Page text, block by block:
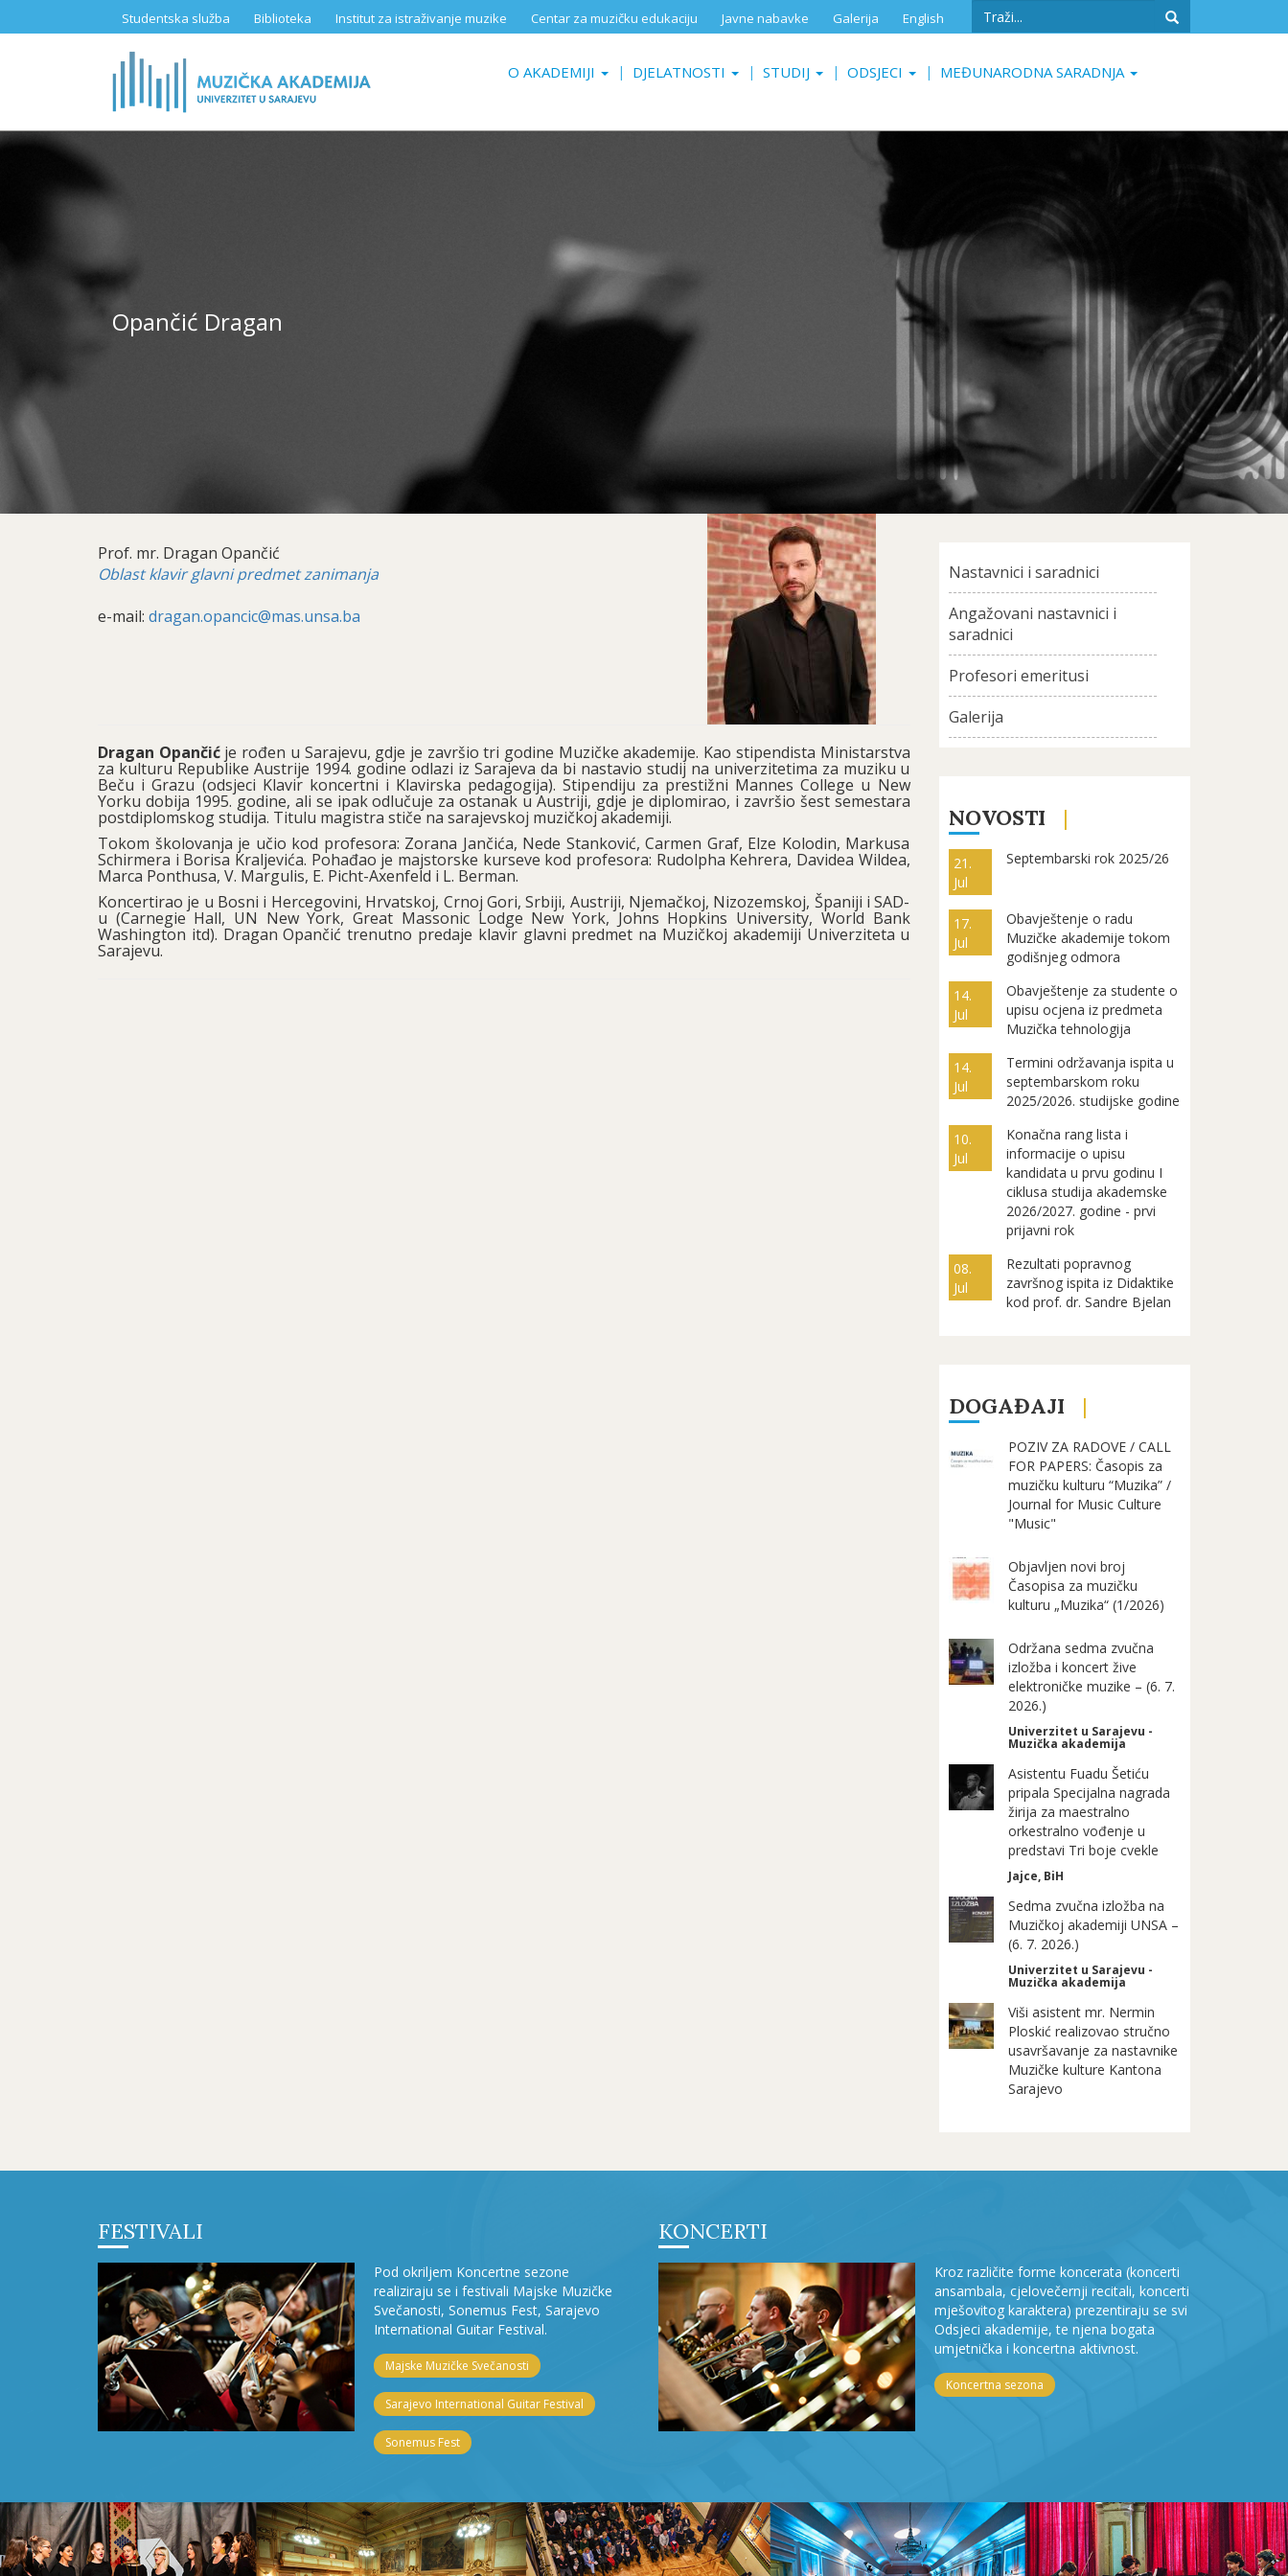
Studentska služba Biblioteka Institut za istraživanje muzike Centar za muzičku edukaciju Javne nabavke Galerija English
Search
O AKADEMIJI DJELATNOSTI STUDIJ ODSJECI MEĐUNARODNA SARADNJA
Opančić Dragan
Prof. mr. Dragan Opančić
Oblast klavir glavni predmet zanimanja
e-mail: dragan.opancic@mas.unsa.ba
Dragan Opančićje rođen u Sarajevu, gdje je završio tri godine Muzičke akademije. Kao stipendista Ministarstva
za kulturu Republike Austrije 1994. godine odlazi iz Sarajeva da bi nastavio studij na univerzitetima za muziku u
Beču i Grazu (odsjeci Klavir koncertni i Klavirska pedagogija). Stipendiju za prestižni Mannes College u New
Yorku dobija 1995. godine, ali se ipak odlučuje za ostanak u Austriji, gdje je diplomirao, i završio šest semestara
postdiplomskog studija. Titulu magistra stiče na sarajevskoj muzičkoj akademiji.
Tokom školovanja je učio kod profesora: Zorana Jančića, Nede Stanković, Carmen Graf, Elze Kolodin, Markusa
Schirmera i Borisa Kraljevića. Pohađao je majstorske kurseve kod profesora: Rudolpha Kehrera, Davidea Wildea,
Marca Ponthusa, V. Margulis, E. Picht-Axenfeld i L. Berman.
Koncertirao je u Bosni i Hercegovini, Hrvatskoj, Crnoj Gori, Srbiji, Austriji, Njemačkoj, Nizozemskoj, Španiji i SAD-
u (Carnegie Hall, UN New York, Great Massonic Lodge New York, Johns Hopkins University, World Bank
Washington itd). Dragan Opančić trenutno predaje klavir glavni predmet na Muzičkoj akademiji Univerziteta u
Sarajevu.
Nastavnici i saradnici
Angažovani nastavnici i
saradnici
Profesori emeritusi
Galerija
NOVOSTI
21.
Jul
Septembarski rok 2025/26
17.
Jul
Obavještenje o radu
Muzičke akademije tokom
godišnjeg odmora
14.
Jul
Obavještenje za studente o
upisu ocjena iz predmeta
Muzička tehnologija
14.
Jul
Termini održavanja ispita u
septembarskom roku
2025/2026. studijske godine
10.
Jul
Konačna rang lista i
informacije o upisu
kandidata u prvu godinu I
ciklusa studija akademske
2026/2027. godine - prvi
prijavni rok
08.
Jul
Rezultati popravnog
završnog ispita iz Didaktike
kod prof. dr. Sandre Bjelan
DOGAĐAJI
POZIV ZA RADOVE / CALL
FOR PAPERS: Časopis za
muzičku kulturu “Muzika” /
Journal for Music Culture
"Music"
Objavljen novi broj
Časopisa za muzičku
kulturu „Muzika“ (1/2026)
Održana sedma zvučna
izložba i koncert žive
elektroničke muzike – (6. 7.
2026.)
Univerzitet u Sarajevu -
Muzička akademija
Asistentu Fuadu Šetiću
pripala Specijalna nagrada
žirija za maestralno
orkestralno vođenje u
predstavi Tri boje cvekle
Jajce, BiH
Sedma zvučna izložba na
Muzičkoj akademiji UNSA –
(6. 7. 2026.)
Univerzitet u Sarajevu -
Muzička akademija
Viši asistent mr. Nermin
Ploskić realizovao stručno
usavršavanje za nastavnike
Muzičke kulture Kantona
Sarajevo
FESTIVALI
Pod okriljem Koncertne sezone
realiziraju se i festivali Majske Muzičke
Svečanosti, Sonemus Fest, Sarajevo
International Guitar Festival.
Majske Muzičke Svečanosti
Sarajevo International Guitar Festival
Sonemus Fest
KONCERTI
Kroz različite forme koncerata (koncerti
ansambala, cjelovečernji recitali, koncerti
mješovitog karaktera) prezentiraju se svi
Odsjeci akademije, te njena bogata
umjetnička i koncertna aktivnost.
Koncertna sezona